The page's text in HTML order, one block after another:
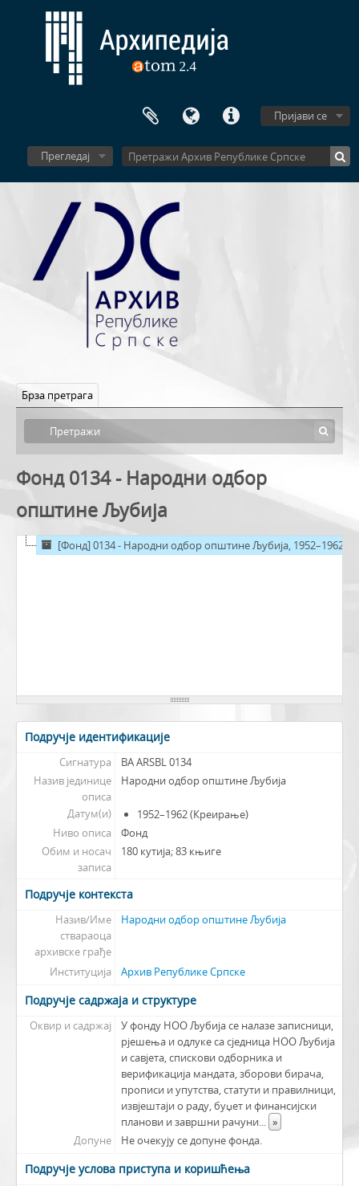
Пријави се
Прегледај
Брза претрага
Фонд 0134 - Народни одбор
општине Љубија
[Фонд] 0134 - Народни одбор општине Љубија, 1952–1962
Подручје идентификације
Сигнатура
BA ARSBL 0134
Назив јединице
описа
Народни одбор општине Љубија
Датум(и)
1952–1962 (Креирање)
Ниво описа
Фонд
Обим и носач
записа
180 кутија; 83 књиге
Подручје контекста
Назив/Име
ствараоца
архивске грађе
Народни одбор општине Љубија
Институција Архив Републике Српске
Подручје садржаја и структуре
Оквир и садржај
У фонду НОО Љубија се налазе записници,
рјешења и одлуке са сједница НОО Љубија
и савјета, спискови одборника и
верификација мандата, зборови бирача,
прописи и упутства, статути и правилници,
извјештаји о раду, буџет и финансијски
планови и завршни рачуни... »
Допуне
Не очекују се допуне фонда.
Подручје услова приступа и коришћења